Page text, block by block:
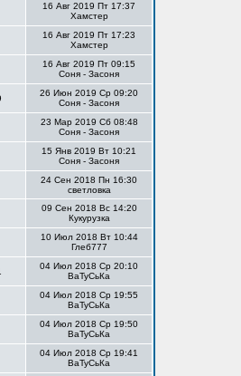
16 Авг 2019 Пт 17:37
Хамстер
16 Авг 2019 Пт 17:23
Хамстер
16 Авг 2019 Пт 09:15
Соня - Засоня
26 Июн 2019 Ср 09:20
Соня - Засоня
23 Мар 2019 Сб 08:48
Соня - Засоня
15 Янв 2019 Вт 10:21
Соня - Засоня
24 Сен 2018 Пн 16:30
светловка
09 Сен 2018 Вс 14:20
Кукурузка
10 Июл 2018 Вт 10:44
Глеб777
04 Июл 2018 Ср 20:10
ВаТуСьКа
04 Июл 2018 Ср 19:55
ВаТуСьКа
04 Июл 2018 Ср 19:50
ВаТуСьКа
04 Июл 2018 Ср 19:41
ВаТуСьКа